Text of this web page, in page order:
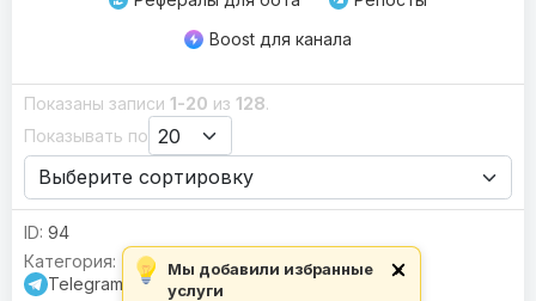
Boost для канала
Показаны записи 1-20 из 128.
Показывать по
94
Telegram
Мы добавили избранные
услуги
×